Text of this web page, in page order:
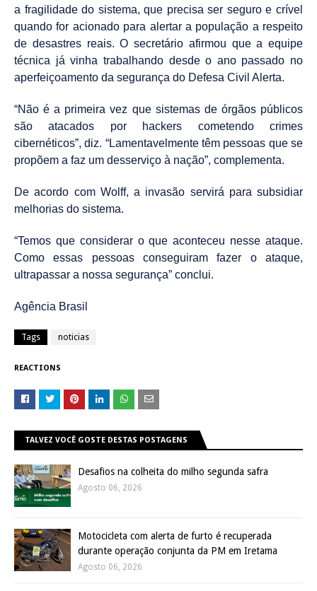
a fragilidade do sistema, que precisa ser seguro e crível
quando for acionado para alertar a população a respeito
de desastres reais. O secretário afirmou que a equipe
técnica já vinha trabalhando desde o ano passado no
aperfeiçoamento da segurança do Defesa Civil Alerta.
“Não é a primeira vez que sistemas de órgãos públicos
são atacados por hackers cometendo crimes
cibernéticos”, diz. “Lamentavelmente têm pessoas que se
propõem a faz um desserviço à nação”, complementa.
De acordo com Wolff, a invasão servirá para subsidiar
melhorias do sistema.
“Temos que considerar o que aconteceu nesse ataque.
Como essas pessoas conseguiram fazer o ataque,
ultrapassar a nossa segurança” conclui.
Agência Brasil
Tags noticias
REACTIONS
TALVEZ VOCÊ GOSTE DESTAS POSTAGENS
Desafios na colheita do milho segunda safra
Agosto 06, 2026
Motocicleta com alerta de furto é recuperada
durante operação conjunta da PM em Iretama
Agosto 06, 2026